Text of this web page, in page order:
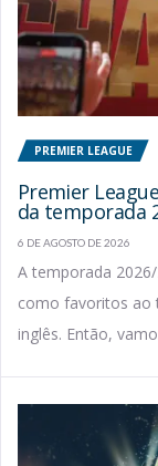
PREMIER LEAGUE
Premier
da temporada
6 DE AGOSTO DE 2026
A temporada
como favoritos ao
inglês. Então,